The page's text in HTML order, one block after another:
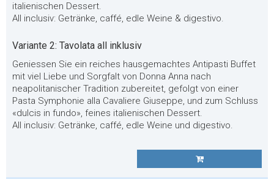
italienischen Dessert.
All inclusiv: Getränke, caffé, edle Weine & digestivo.
Variante 2: Tavolata all inklusiv
Geniessen Sie ein reiches hausgemachtes Antipasti Buffet
mit viel Liebe und Sorgfalt von Donna Anna nach
neapolitanischer Tradition zubereitet, gefolgt von einer
Pasta Symphonie alla Cavaliere Giuseppe, und zum Schluss
«dulcis in fundo», feines italienischen Dessert.
All inclusiv: Getränke, caffé, edle Weine und digestivo.